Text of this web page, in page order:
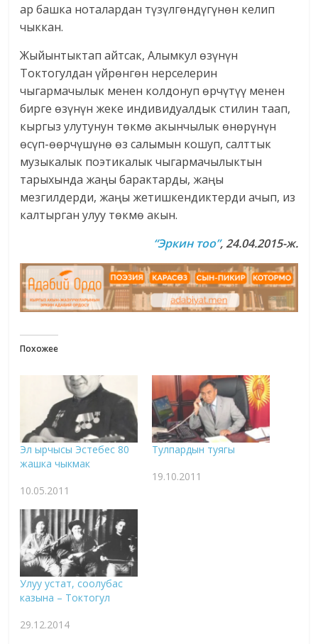
ар башка ноталардан түзүлгөндүгүнөн келип
чыккан.
Жыйынтыктап айтсак, Алымкул өзүнүн
Токтогулдан үйрөнгөн нерселерин
чыгармачылык менен колдонуп өрчүтүү менен
бирге өзүнүн жеке индивидуалдык стилин таап,
кыргыз улутунун төкмө акынчылык өнөрүнүн
өсүп-өөрчүшүнө өз салымын кошуп, салттык
музыкалык поэтикалык чыгармачылыктын
тарыхында жаңы барактарды, жаңы
мезгилдерди, жаңы жетишкендиктерди ачып, из
калтырган улуу төкмө акын.
“Эркин тоо”, 24.04.2015-ж.
Похожее
Эл ырчысы Эстебес 80
жашка чыкмак
10.05.2011
Тулпардын туягы
19.10.2011
Улуу устат, соолубас
казына – Токтогул
29.12.2014